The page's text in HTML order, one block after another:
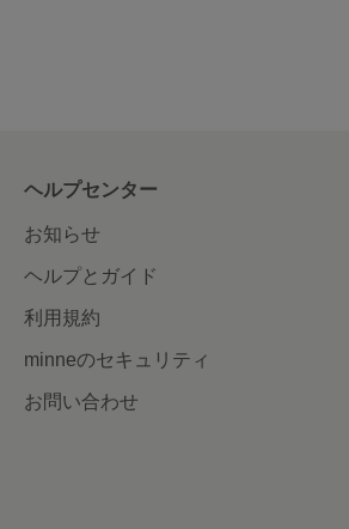
ヘルプセンター
お知らせ
ヘルプとガイド
利用規約
minneのセキュリティ
お問い合わせ